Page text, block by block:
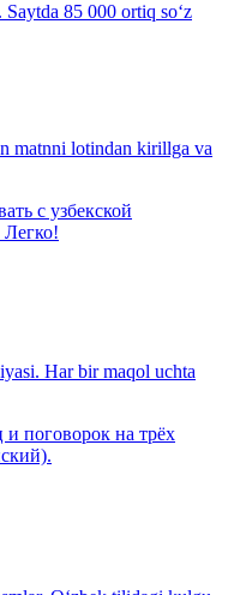
85 000 ortiq so‘z
matnni lotindan kirillga va
с узбекской
Har bir maqol uchta
поговорок на трёх